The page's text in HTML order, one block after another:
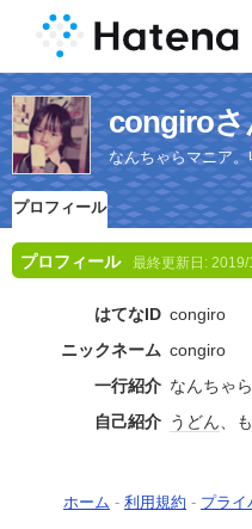
congiroさ
なんちゃらマニア
プロフィール
プロフィール 最終更新日: 2019/
はてなID congiro
ニックネーム congiro
一行紹介 なんちゃら
自己紹介 うどん、
ホーム - 利用規約 - プライ